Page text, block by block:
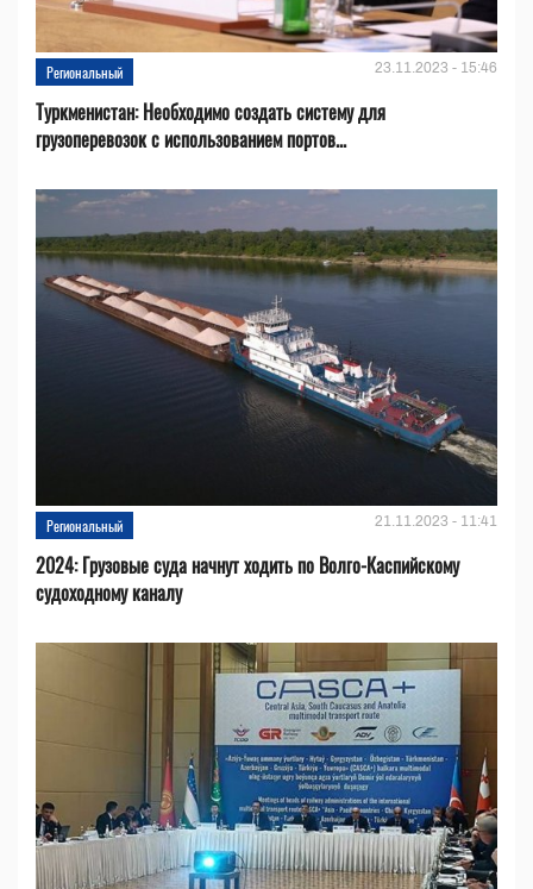
Региональный 23.11.2023 - 15:46
Туркменистан: Необходимо создать систему для
грузоперевозок с использованием портов...
Региональный 21.11.2023 - 11:41
2024: Грузовые суда начнут ходить по Волго-Каспийскому
судоходному каналу